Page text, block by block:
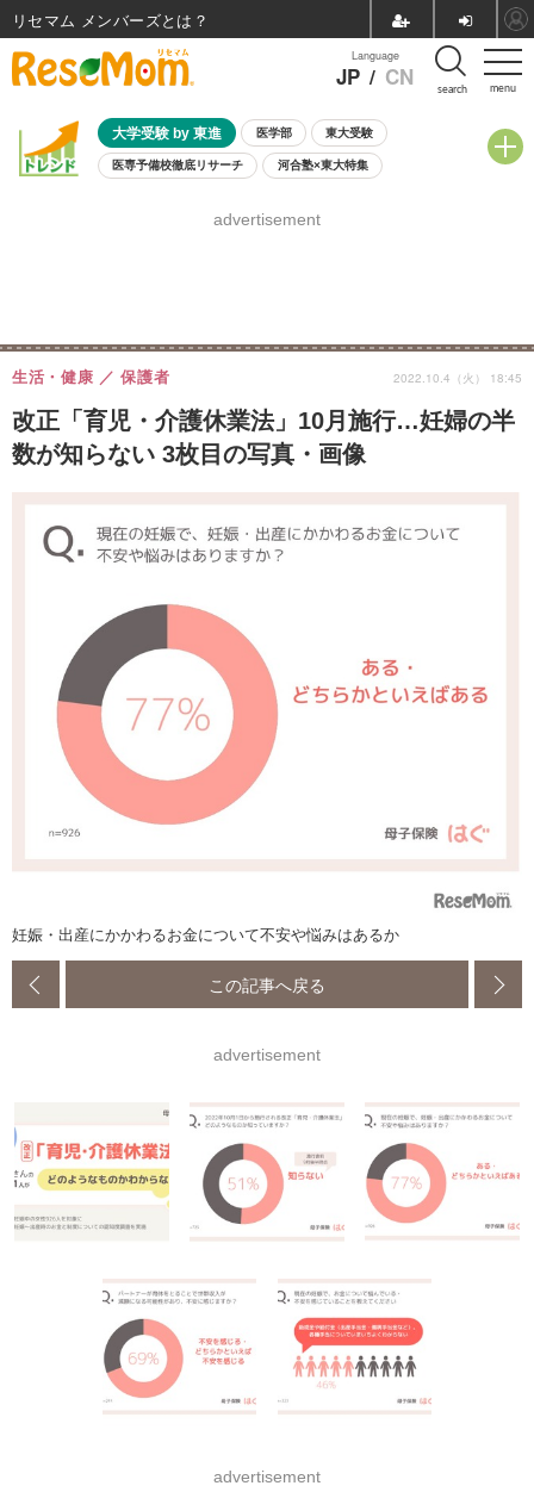
menu
Language
JP / CN search
大学受験 by 東進 医学部 東大受験
医専予備校徹底リサーチ 河合塾×東大特集
8月開催学校説明会・相談会
advertisement
改正「育児・介護休業法」10月施行…妊婦の半
数が知らない 3枚目の写真・画像
生活・健康 保護者 2022.10.4（火） 18:45
妊娠・出産にかかわるお金について不安や悩みはあるか
この記事へ戻る
advertisement
advertisement
リセマム メンバーズ